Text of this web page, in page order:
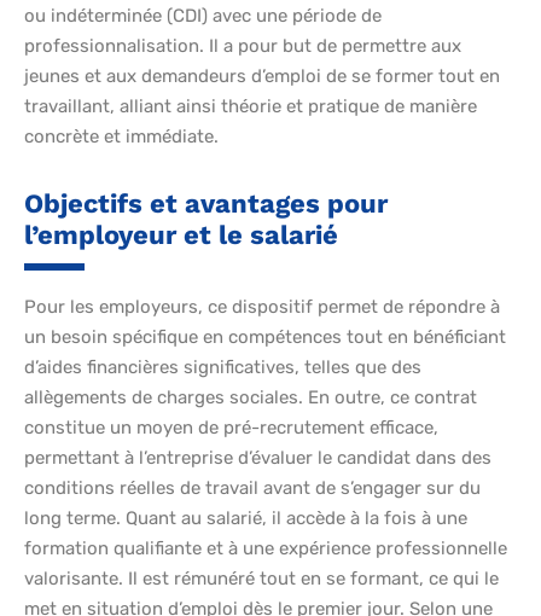
ou indéterminée (CDI) avec une période de
professionnalisation. Il a pour but de permettre aux
jeunes et aux demandeurs d’emploi de se former tout en
travaillant, alliant ainsi théorie et pratique de manière
concrète et immédiate.
Objectifs et avantages pour
l’employeur et le salarié
Pour les employeurs, ce dispositif permet de répondre à
un besoin spécifique en compétences tout en bénéficiant
d’aides financières significatives, telles que des
allègements de charges sociales. En outre, ce contrat
constitue un moyen de pré-recrutement efficace,
permettant à l’entreprise d’évaluer le candidat dans des
conditions réelles de travail avant de s’engager sur du
long terme. Quant au salarié, il accède à la fois à une
formation qualifiante et à une expérience professionnelle
valorisante. Il est rémunéré tout en se formant, ce qui le
met en situation d’emploi dès le premier jour. Selon une